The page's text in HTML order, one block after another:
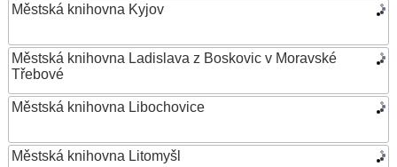
Městská knihovna Kyjov
Městská knihovna Ladislava z Boskovic v Moravské
Třebové
Městská knihovna Libochovice
Městská knihovna Litomyšl